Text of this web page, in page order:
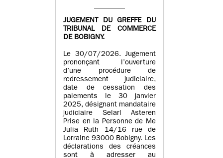
JUGEMENT DU GREFFE DU
TRIBUNAL DE COMMERCE
DE BOBIGNY.
Le 30/07/2026. Jugement
prononçant l’ouverture
d’une procédure de
redressement judiciaire,
date de cessation des
paiements le 30 janvier
2025, désignant mandataire
judiciaire Selarl Asteren
Prise en la Personne de Me
Julia Ruth 14/16 rue de
Lorraine 93000 Bobigny. Les
déclarations des créances
sont à adresser au